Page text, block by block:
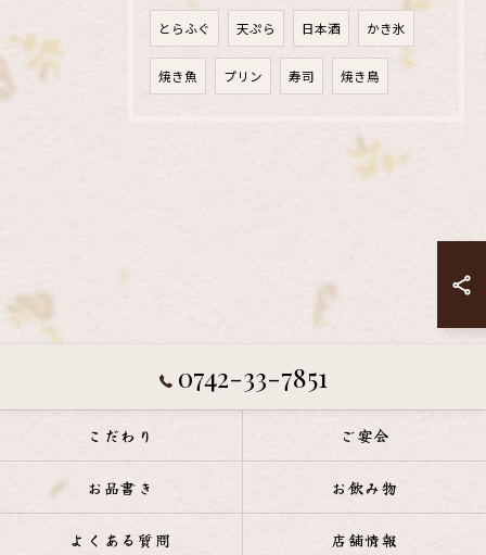
とらふぐ 天ぷら 日本酒 かき氷
焼き魚 プリン 寿司 焼き鳥
0742-33-7851
こだわり ご宴会
お品書き お飲み物
よくある質問 店舗情報